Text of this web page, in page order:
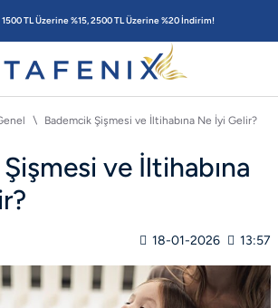
TL Üzerine %15, 2500 TL Üzerine %20 İndirim!
Bademcik Şişmesi ve İltihabına Ne İyi Gelir?
ve İltihabına
18-01-2026 13:57